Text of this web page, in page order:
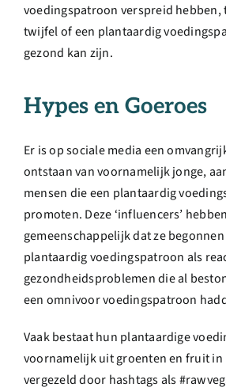
voedingspatroon verspreid hebben,
twijfel of een plantaardig
gezond kan zijn.
Hypes en Goeroes
Er is op sociale media een
ontstaan van voornamelijk jonge,
mensen die een plantaardig
promoten. Deze ‘influencers’
gemeenschappelijk dat ze
plantaardig voedingspatroon als
gezondheidsproblemen die al
een omnivoor voedingspatroon
Vaak bestaat hun plantaardige
voornamelijk uit groenten en fruit in
vergezeld door hashtags als